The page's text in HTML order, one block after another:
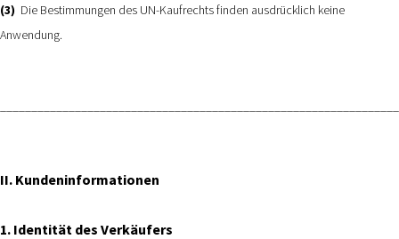
(3) Die Bestimmungen des UN-Kaufrechts finden ausdrücklich keine
Anwendung.
II. Kundeninformationen
1. Identität des Verkäufers